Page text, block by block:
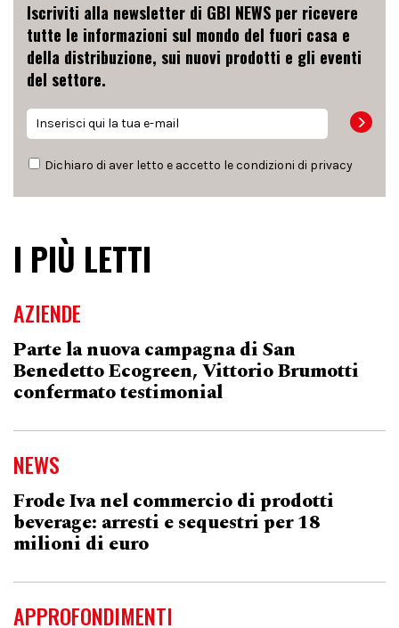
Iscriviti alla newsletter di GBI NEWS per ricevere
tutte le informazioni sul mondo del fuori casa e
della distribuzione, sui nuovi prodotti e gli eventi
del settore.
Dichiaro di aver letto e accetto le condizioni di privacy
I PIÙ LETTI
AZIENDE
Parte la nuova campagna di San
Benedetto Ecogreen, Vittorio Brumotti
confermato testimonial
NEWS
Frode Iva nel commercio di prodotti
beverage: arresti e sequestri per 18
milioni di euro
APPROFONDIMENTI